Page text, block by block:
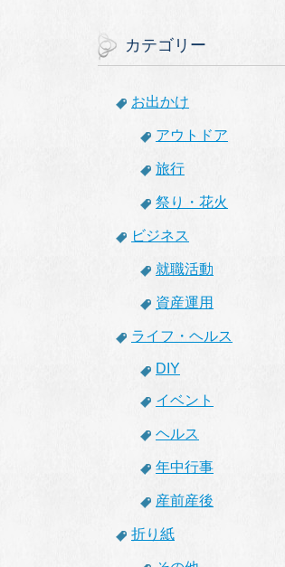
カテゴリー
お出かけ
アウトドア
旅行
祭り・花火
ビジネス
就職活動
資産運用
ライフ・ヘルス
DIY
イベント
ヘルス
年中行事
産前産後
折り紙